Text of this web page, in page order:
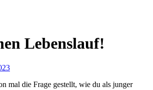
Lebenslauf!
mal die Frage gestellt, wie du als junger